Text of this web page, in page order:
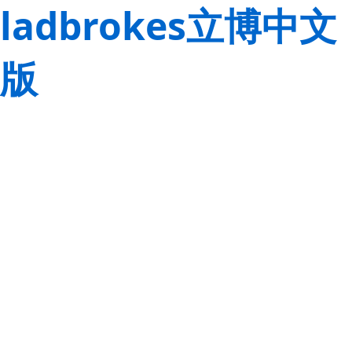
ladbrokes立博中文
版